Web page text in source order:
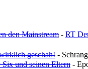
den Mainstream - RT
geschah! -
und seinen Eltern -